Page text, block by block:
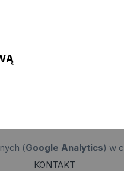
(Google Analytics) w
KONTAKT